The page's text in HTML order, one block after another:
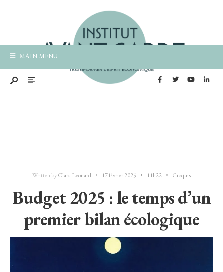
MAIN MENU
Written byClara Leonard • 17 février 2025 • 11h22 • Croquis
Budget 2025 : le temps d’un
premier bilan écologique